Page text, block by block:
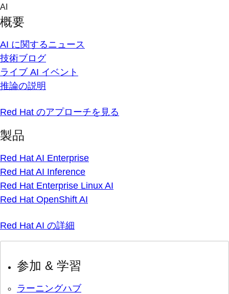
Skip
content
AI
概要
AI に関するニュース
技術ブログ
ライブ AI イベント
推論の説明
Red Hat のアプローチを見る
製品
Red Hat AI Enterprise
Red Hat AI Inference
Red Hat Enterprise Linux AI
Red Hat OpenShift AI
Red Hat AI の詳細
参加 & 学習
ラーニングハブ